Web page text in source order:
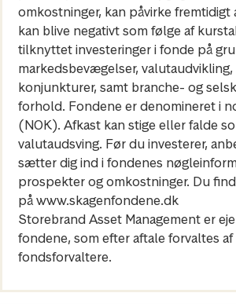
omkostninger, kan påvirke fremtidigt
kan blive negativt som følge af
tilknyttet investeringer i fonde på
markedsbevægelser,
konjunkturer, samt branche- og
forhold. Fondene er denomineret i
(NOK). Afkast kan stige eller falde
valutaudsving. Før du investerer,
sætter dig ind i fondenes
prospekter og omkostninger. Du
på www.skagenfondene.dk
Storebrand Asset Management er
fondene, som efter aftale forvaltes af
fondsforvaltere.